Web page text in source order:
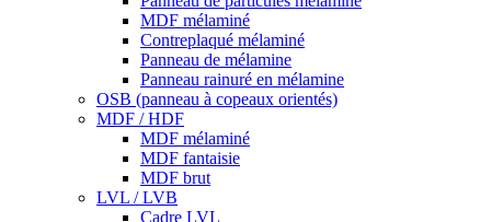
MDF mélaminé
Contreplaqué mélaminé
Panneau de mélamine
Panneau rainuré en mélamine
OSB (panneau à copeaux orientés)
MDF / HDF
MDF mélaminé
MDF fantaisie
MDF brut
LVL / LVB
Cadre LVL